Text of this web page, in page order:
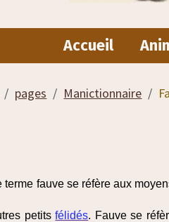
Accueil
pages Manictionnaire
terme fauve se réfère aux
petitsfélidés. Fauve se